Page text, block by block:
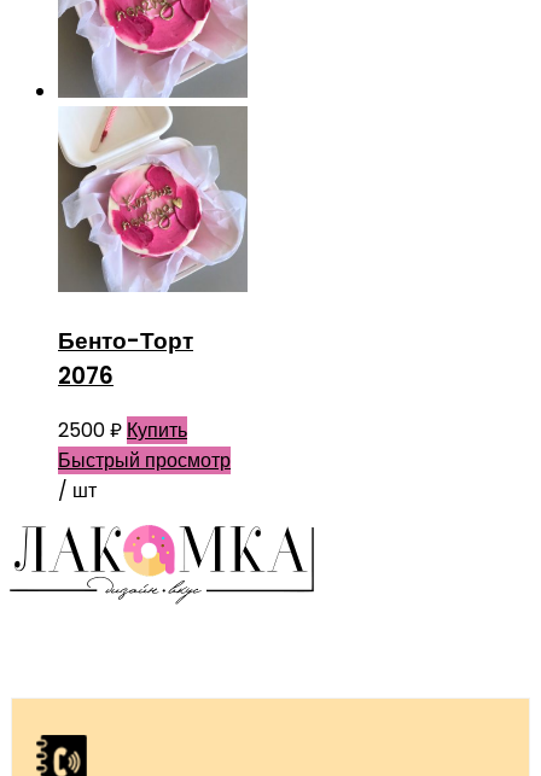
Бенто-Торт
2076
2500₽ Купить
Быстрый просмотр
/ шт